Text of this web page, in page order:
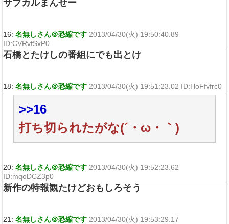
サブカルまんせー
16: 名無しさん＠恐縮です 2013/04/30(火) 19:50:40.89
ID:CVRvfSxP0
石橋とたけしの番組にでも出とけ
18: 名無しさん＠恐縮です 2013/04/30(火) 19:51:23.02 ID:HoFfvfrc0
>>16
打ち切られたがな(´・ω・｀)
20: 名無しさん＠恐縮です 2013/04/30(火) 19:52:23.62
ID:mqoDCZ3p0
新作の特報観たけどおもしろそう
21: 名無しさん＠恐縮です 2013/04/30(火) 19:53:29.17